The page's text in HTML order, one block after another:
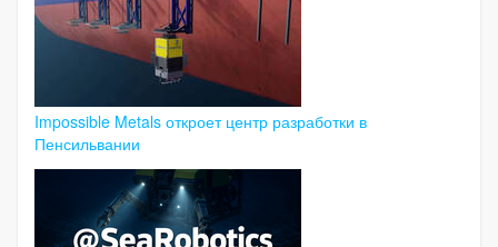
Impossible Metals откроет центр разработки в
Пенсильвании